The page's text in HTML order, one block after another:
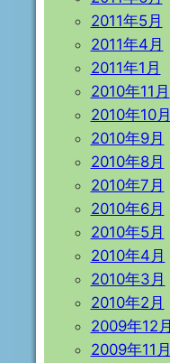
2011年5月
2011年4月
2011年1月
2010年11月
2010年10月
2010年9月
2010年8月
2010年7月
2010年6月
2010年5月
2010年4月
2010年3月
2010年2月
2009年12月
2009年11月